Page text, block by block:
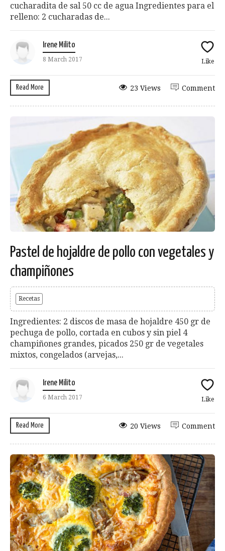
cucharadita de sal 50 cc de agua Ingredientes para el
relleno: 2 cucharadas de...
Irene Milito
8 March 2017 Like
Read More Comment
23 Views
Pastel de hojaldre de pollo con vegetales y
champiñones
Recetas
Ingredientes: 2 discos de masa de hojaldre 450 gr de
pechuga de pollo, cortada en cubos y sin piel 4
champiñones grandes, picados 250 gr de vegetales
mixtos, congelados (arvejas,...
Irene Milito
6 March 2017 Like
Read More Comment
20 Views